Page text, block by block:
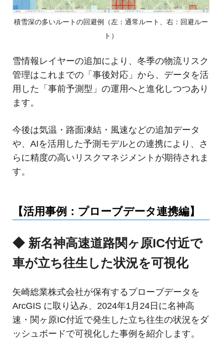
積雪深の多いルートの回避例（左：通常ルート、右：回避ルー
ト）
雪情報レイヤーの追加により、冬季の物流リスク
管理はこれまでの「事後対応」から、データを活
用した「事前予測型」の運用へと進化しつつあり
ます。
今後は気温・路面凍結・風速などの追加データ
や、AIを活用した予測モデルとの連携により、さ
らに精度の高いリスクマネジメントが期待されま
す。
【活用事例：プローブデータ連携編】
◆ 新名神高速道路関ヶ原IC付近で
車が立ち往生した状況を可視化
矢崎総業株式会社が保有するプローブデータを
ArcGIS に取り込み、2024年1月24日に名神高
速・関ヶ原IC付近で発生した立ち往生の状況をダ
ッシュボードで可視化した事例を紹介します。